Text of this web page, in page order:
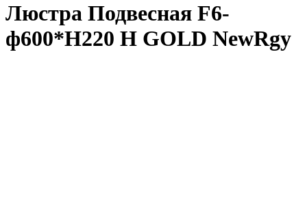
Люстра Подвесная F6-
ф600*H220 H GOLD NewRgy